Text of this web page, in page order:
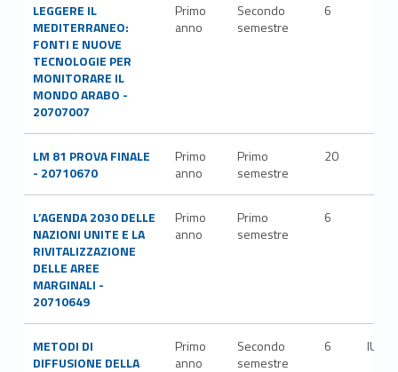
LEGGERE IL
MEDITERRANEO:
FONTI E NUOVE
TECNOLOGIE PER
MONITORARE IL
MONDO ARABO -
20707007
Primo
anno
Secondo
semestre
6
LM 81 PROVA FINALE
- 20710670
Primo
anno
Primo
semestre
20
L’AGENDA 2030 DELLE
NAZIONI UNITE E LA
RIVITALIZZAZIONE
DELLE AREE
MARGINALI -
20710649
Primo
anno
Primo
semestre
6
METODI DI
DIFFUSIONE DELLA
Primo
anno
Secondo
semestre
6 IUS/